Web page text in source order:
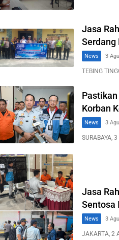
Jasa
Serdang
News 3
TEBING
Korban
News 3
SURABAYA,
Jasa
Sentosa
News 3
JAKARTA, 2